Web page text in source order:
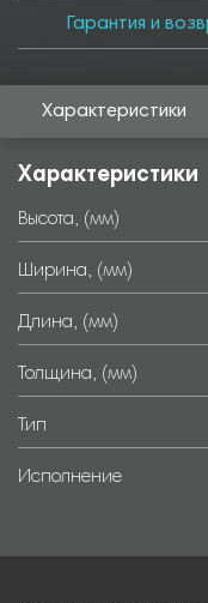
Гарантия и
Характеристики
Характеристики
Высота, (мм)
Ширина, (мм)
Длина, (мм)
Толщина, (мм)
Тип
Исполнение